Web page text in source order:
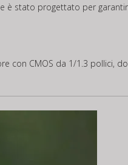
è stato progettato per
CMOS da 1/1.3 pollici,